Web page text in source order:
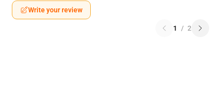
Write your review
1 / 2